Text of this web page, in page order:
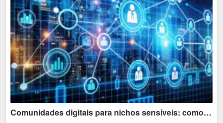
Comunidades digitais para nichos sensíveis: como comunicar sem invadir